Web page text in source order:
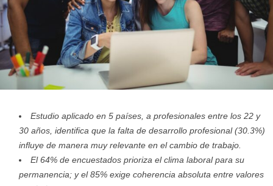
Estudio aplicado en 5 países, a profesionales entre los 22 y
30 años, identifica que la falta de desarrollo profesional (30.3%)
influye de manera muy relevante en el cambio de trabajo.
El 64% de encuestados prioriza el clima laboral para su
permanencia; y el 85% exige coherencia absoluta entre valores